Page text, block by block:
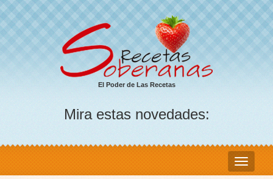
El Poder de Las Recetas
Mira estas novedades: